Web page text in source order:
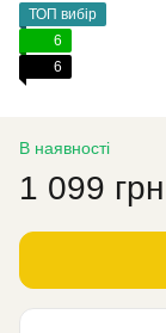
ТОП вибір
6
6
В наявності
1 099 грн